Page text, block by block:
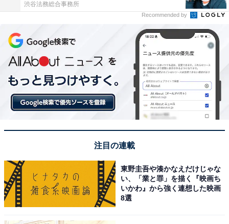
渋谷法務総合事務所
Recommended by
注目の連載
東野圭吾や湊かなえだけじゃな
い、「業と罪」を描く『映画ち
いかわ』から強く連想した映画
8選